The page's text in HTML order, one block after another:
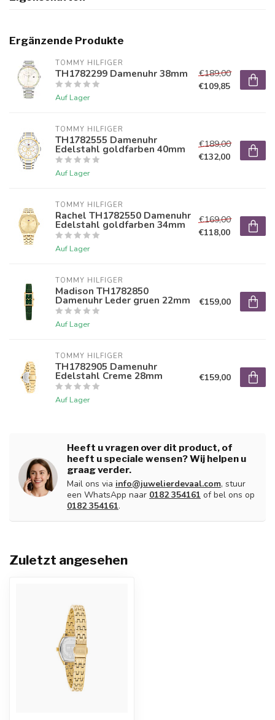
Ergänzende Produkte
TOMMY HILFIGER
TH1782299 Damenuhr 38mm
Auf Lager
€189,00
€109,85
TOMMY HILFIGER
TH1782555 Damenuhr
Edelstahl goldfarben 40mm
Auf Lager
€189,00
€132,00
TOMMY HILFIGER
Rachel TH1782550 Damenuhr
Edelstahl goldfarben 34mm
Auf Lager
€169,00
€118,00
TOMMY HILFIGER
Madison TH1782850
Damenuhr Leder gruen 22mm
Auf Lager
€159,00
TOMMY HILFIGER
TH1782905 Damenuhr
Edelstahl Creme 28mm
Auf Lager
€159,00
Heeft u vragen over dit product, of
heeft u speciale wensen? Wij helpen u
graag verder.
Mail ons via info@juwelierdevaal.com, stuur
een WhatsApp naar 0182 354161 of bel ons op
0182 354161.
Zuletzt angesehen